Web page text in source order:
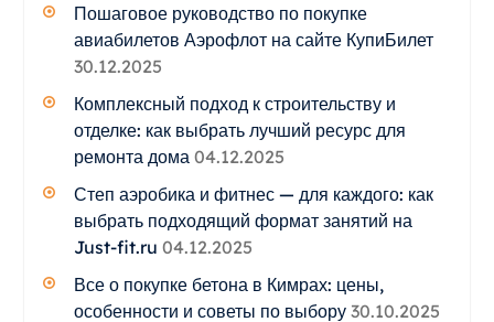
Пошаговое руководство по покупке
авиабилетов Аэрофлот на сайте КупиБилет
30.12.2025
Комплексный подход к строительству и
отделке: как выбрать лучший ресурс для
ремонта дома 04.12.2025
Степ аэробика и фитнес — для каждого: как
выбрать подходящий формат занятий на
Just-fit.ru 04.12.2025
Все о покупке бетона в Кимрах: цены,
особенности и советы по выбору 30.10.2025